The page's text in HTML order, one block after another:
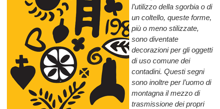
l’utilizzo della sgorbia o di
un coltello, queste forme,
più o meno stilizzate,
sono diventate
decorazioni per gli oggetti
di uso comune dei
contadini. Questi segni
sono inoltre per l’uomo di
montagna il mezzo di
trasmissione dei propri